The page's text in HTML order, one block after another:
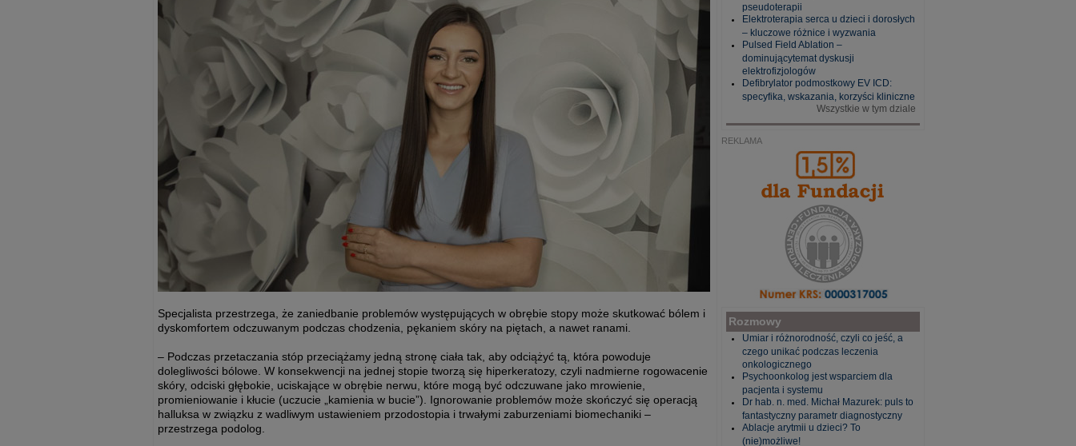
Specjalista przestrzega, że zaniedbanie problemów występujących w obrębie stopy może skutkować bólem i
dyskomfortem odczuwanym podczas chodzenia, pękaniem skóry na piętach, a nawet ranami.
– Podczas przetaczania stóp przeciążamy jedną stronę ciała tak, aby odciążyć tą, która powoduje
dolegliwości bólowe. W konsekwencji na jednej stopie tworzą się hiperkeratozy, czyli nadmierne rogowacenie
skóry, odciski głębokie, uciskające w obrębie nerwu, które mogą być odczuwane jako mrowienie,
promieniowanie i kłucie (uczucie „kamienia w bucie”). Ignorowanie problemów może skończyć się operacją
halluksa w związku z wadliwym ustawieniem przodostopia i trwałymi zaburzeniami biomechaniki –
przestrzega podolog.
pseudoterapii
Elektroterapia serca u dzieci i dorosłych
– kluczowe różnice i wyzwania
Pulsed Field Ablation –
dominującytemat dyskusji
elektrofizjologów
Defibrylator podmostkowy EV ICD:
specyfika, wskazania, korzyści kliniczne
Wszystkie w tym dziale
REKLAMA
Rozmowy
Umiar i różnorodność, czyli co jeść, a
czego unikać podczas leczenia
onkologicznego
Psychoonkolog jest wsparciem dla
pacjenta i systemu
Dr hab. n. med. Michał Mazurek: puls to
fantastyczny parametr diagnostyczny
Ablacje arytmii u dzieci? To
(nie)możliwe!